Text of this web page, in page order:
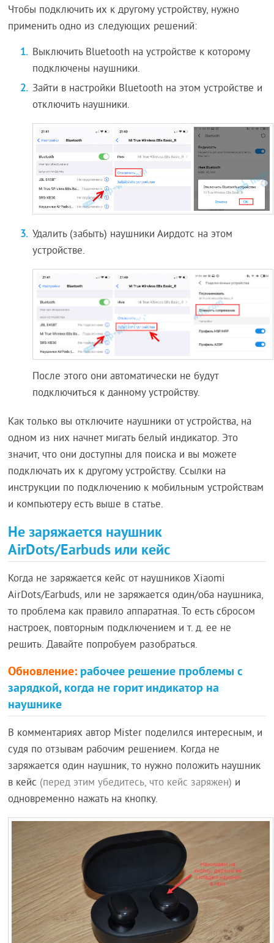
Чтобы подключить их к другому устройству, нужно
применить одно из следующих решений:
Выключить Bluetooth на устройстве к которому
подключены наушники.
Зайти в настройки Bluetooth на этом устройстве и
отключить наушники.
Удалить (забыть) наушники Аирдотс на этом
устройстве.
После этого они автоматически не будут
подключиться к данному устройству.
Как только вы отключите наушники от устройства, на
одном из них начнет мигать белый индикатор. Это
значит, что они доступны для поиска и вы можете
подключать их к другому устройству. Ссылки на
инструкции по подключению к мобильным устройствам
и компьютеру есть выше в статье.
Не заряжается наушник
AirDots/Earbuds или кейс
Когда не заряжается кейс от наушников Xiaomi
AirDots/Earbuds, или не заряжается один/оба наушника,
то проблема как правило аппаратная. То есть сбросом
настроек, повторным подключением и т. д. ее не
решить. Давайте попробуем разобраться.
Обновление: рабочее решение проблемы с
зарядкой, когда не горит индикатор на
наушнике
В комментариях автор Mister поделился интересным, и
судя по отзывам рабочим решением. Когда не
заряжается один наушник, то нужно положить наушник
в кейс (перед этим убедитесь, что кейс заряжен) и
одновременно нажать на кнопку.